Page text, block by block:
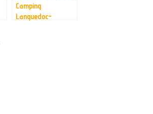
Camping
Languedoc-